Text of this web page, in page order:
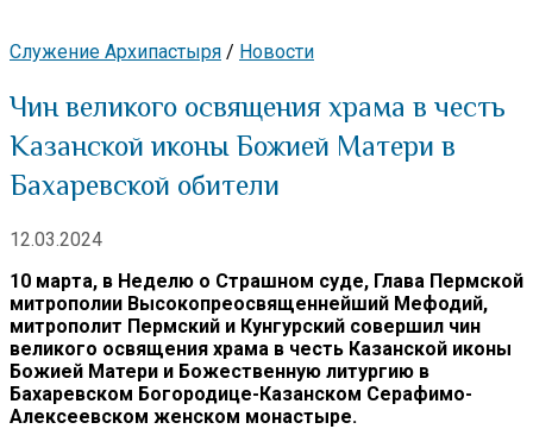
Служение Архипастыря / Новости
Чин великого освящения храма в честь
Казанской иконы Божией Матери в
Бахаревской обители
12.03.2024
10 марта, в Неделю о Страшном суде, Глава Пермской
митрополии Высокопреосвященнейший Мефодий,
митрополит Пермский и Кунгурский совершил чин
великого освящения храма в честь Казанской иконы
Божией Матери и Божественную литургию в
Бахаревском Богородице-Казанском Серафимо-
Алексеевском женском монастыре.